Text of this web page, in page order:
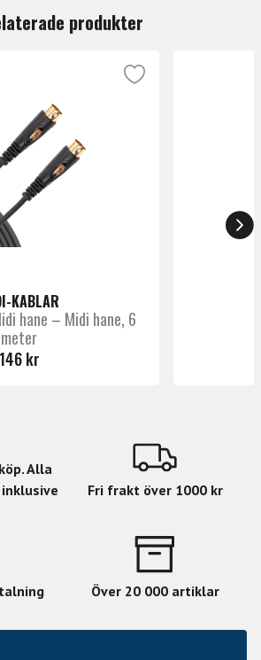
produkter
KABLAR
hane – Midi hane, 6
meter
146 kr
Alla
inklusive
Fri frakt över 1000 kr
Över 20 000 artiklar